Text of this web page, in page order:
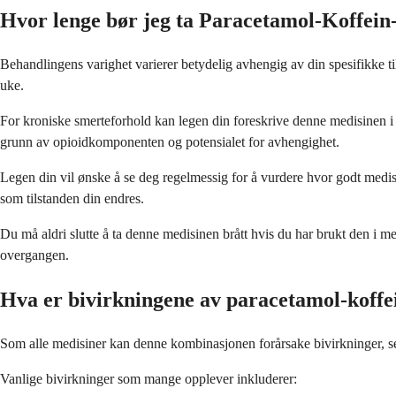
Hvor lenge bør jeg ta Paracetamol-
Behandlingens varighet varierer betydelig avhengig av din spesifikke
uke.
For kroniske smerteforhold kan legen din foreskrive denne
grunn av opioidkomponenten og potensialet for avhengighet.
Legen din vil ønske å se deg regelmessig for å vurdere hvor godt
som tilstanden din endres.
Du må aldri slutte å ta denne medisinen brått hvis du har brukt den i
overgangen.
Hva er bivirkningene av paracetamol-
Som alle medisiner kan denne kombinasjonen forårsake
Vanlige bivirkninger som mange opplever inkluderer: